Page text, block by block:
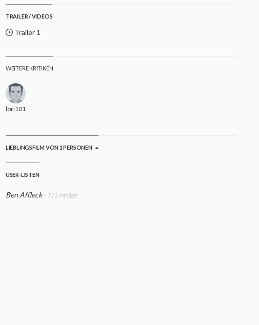
TRAILER / VIDEOS
Trailer 1
WEITERE KRITIKEN
lori101007
LIEBLINGSFILM VON 1 PERSONEN
USER-LISTEN
Ben Affleck - 12 Einträge